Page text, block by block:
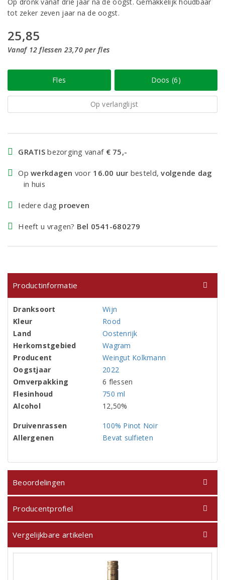
tot zeker zeven jaar na de oogst.
25,85
Vanaf 12 flessen 23,70 per fles
Fles Doos (6)
Op verlanglijst
GRATIS bezorging vanaf € 75,-
Opwerkdagen voor 16.00 uur besteld,volgende dag
in huis
Iedere dag proeven
Heeft u vragen? Bel 0541-680279
Productinformatie
Dranksoort
Wijn
Kleur
Rood
Land
Oostenrijk
Herkomstgebied
Wagram
Producent
Weingut Kolkmann
Oogstjaar
2022
Omverpakking
6 flessen
Flesinhoud
750 ml
Alcohol
12,50%
Druivenrassen
100% Pinot Noir
Allergenen
Bevat sulfieten
Beoordelingen
Producentprofiel
Vergelijkbare artikelen